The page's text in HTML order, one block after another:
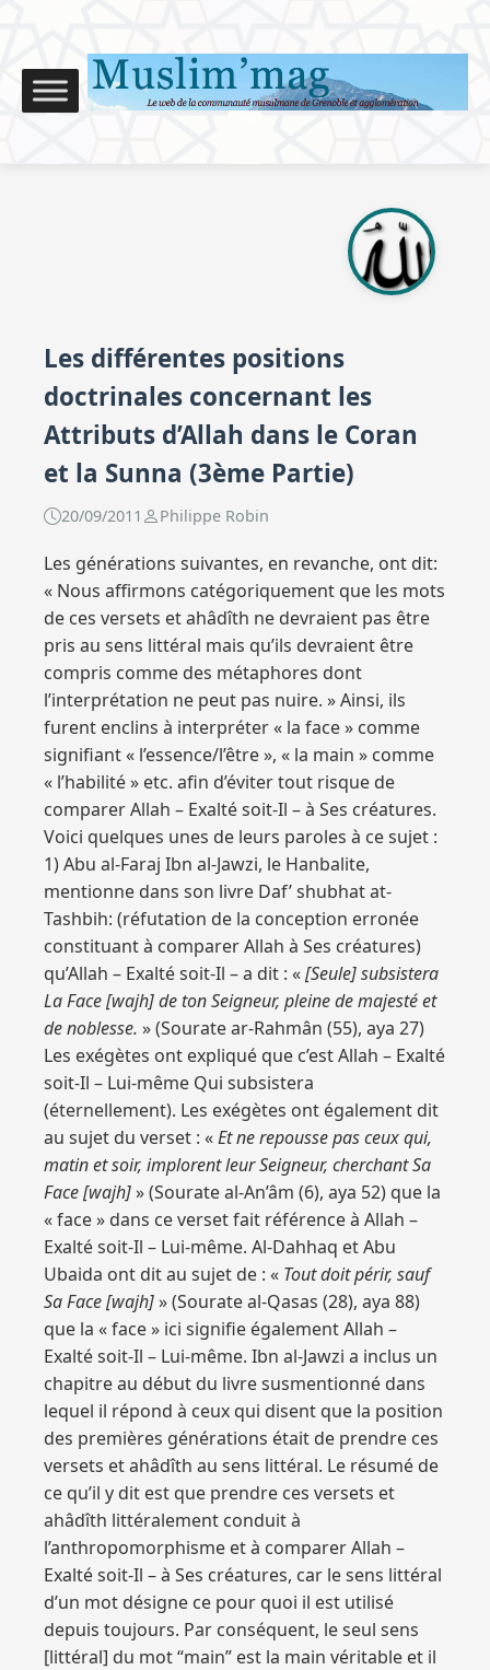
Les différentes positions
doctrinales concernant les
Attributs d’Allah dans le Coran
et la Sunna (3ème Partie)
20/09/2011 Philippe Robin
Les générations suivantes, en revanche, ont dit:
« Nous affirmons catégoriquement que les mots
de ces versets et ahâdîth ne devraient pas être
pris au sens littéral mais qu’ils devraient être
compris comme des métaphores dont
l’interprétation ne peut pas nuire. » Ainsi, ils
furent enclins à interpréter « la face » comme
signifiant « l’essence/l’être », « la main » comme
« l’habilité » etc. afin d’éviter tout risque de
comparer Allah – Exalté soit-Il – à Ses créatures.
Voici quelques unes de leurs paroles à ce sujet :
1) Abu al-Faraj Ibn al-Jawzi, le Hanbalite,
mentionne dans son livre Daf’ shubhat at-
Tashbih: (réfutation de la conception erronée
constituant à comparer Allah à Ses créatures)
qu’Allah – Exalté soit-Il – a dit : «[Seule] subsistera
La Face [wajh] de ton Seigneur, pleine de majesté et
de noblesse. » (Sourate ar-Rahmân (55), aya 27)
Les exégètes ont expliqué que c’est Allah – Exalté
soit-Il – Lui-même Qui subsistera
(éternellement). Les exégètes ont également dit
au sujet du verset : «Et ne repousse pas ceux qui,
matin et soir, implorent leur Seigneur, cherchant Sa
Face [wajh]» (Sourate al-An’âm (6), aya 52) que la
« face » dans ce verset fait référence à Allah –
Exalté soit-Il – Lui-même. Al-Dahhaq et Abu
Ubaida ont dit au sujet de : « Tout doit périr, sauf
Sa Face [wajh]» (Sourate al-Qasas (28), aya 88)
que la « face » ici signifie également Allah –
Exalté soit-Il – Lui-même. Ibn al-Jawzi a inclus un
chapitre au début du livre susmentionné dans
lequel il répond à ceux qui disent que la position
des premières générations était de prendre ces
versets et ahâdîth au sens littéral. Le résumé de
ce qu’il y dit est que prendre ces versets et
ahâdîth littéralement conduit à
l’anthropomorphisme et à comparer Allah –
Exalté soit-Il – à Ses créatures, car le sens littéral
d’un mot désigne ce pour quoi il est utilisé
depuis toujours. Par conséquent, le seul sens
[littéral] du mot “main” est la main véritable et il